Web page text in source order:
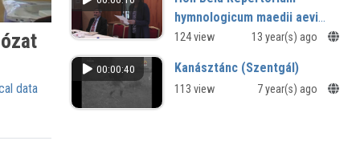
data
hymnologicum maedii aevi
Hungariae c. kötetéről
124 view 13 year(s) ago
00:00:40 Kanásztánc (Szentgál)
113 view 7 year(s) ago